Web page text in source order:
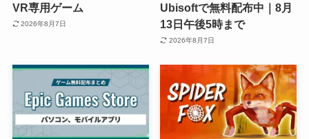
VR専用ゲーム
2026年8月7日
Ubisoftで無料配布中｜8月
13日午後5時まで
2026年8月7日